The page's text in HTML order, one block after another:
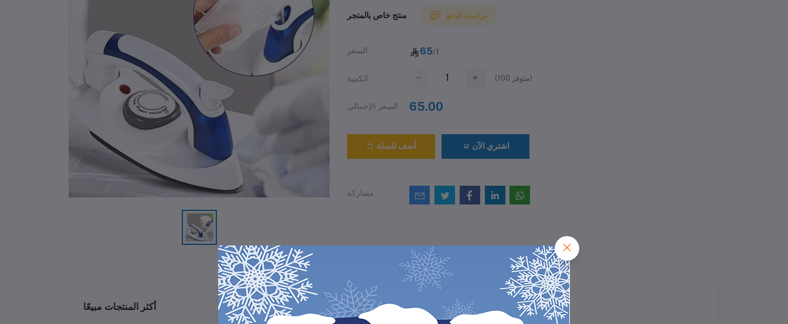
منتج خاص بالمتجر مراسلة البائع
السعر 65/1
الكمية (100 متوفر)
السعر الإجمالي 65.00
أضف للسلة اشتري الآن
مشاركة
أكثر المنتجات مبيعًا التقييمات والمراجعات